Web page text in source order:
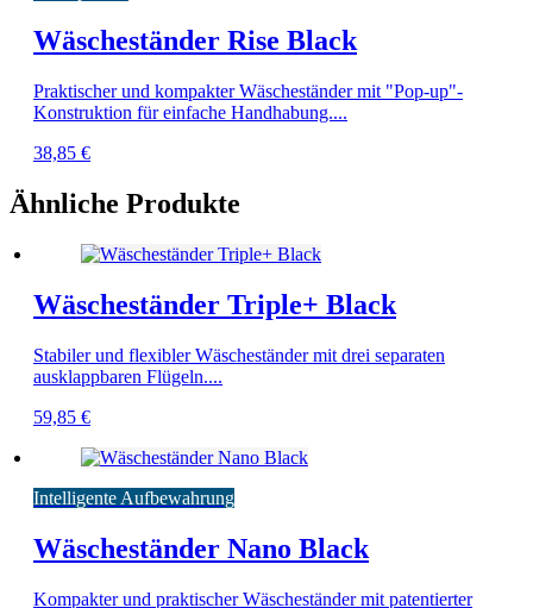
Wäscheständer Rise Black
Praktischer und kompakter Wäscheständer mit "Pop-up"-
Konstruktion für einfache Handhabung....
38,85 €
Ähnliche Produkte
Wäscheständer Triple+ Black
Stabiler und flexibler Wäscheständer mit drei separaten
ausklappbaren Flügeln....
59,85 €
Intelligente Aufbewahrung
Wäscheständer Nano Black
Kompakter und praktischer Wäscheständer mit patentierter